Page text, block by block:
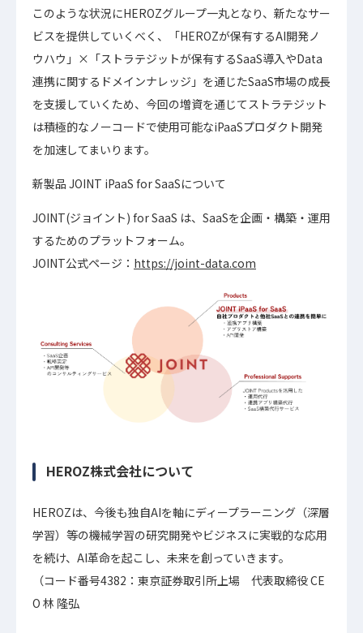
このような状況にHEROZグループ一丸となり、新たなサー
ビスを提供していくべく、「HEROZが保有するAI開発ノ
ウハウ」×「ストラテジットが保有するSaaS導入やData
連携に関するドメインナレッジ」を通じたSaaS市場の成長
を支援していくため、今回の増資を通じてストラテジット
は積極的なノーコードで使用可能なiPaaSプロダクト開発
を加速してまいります。
新製品 JOINT iPaaS for SaaSについて
JOINT(ジョイント) for SaaS は、SaaSを企画・構築・運用
するためのプラットフォーム。
JOINT公式ページ： https://joint-data.com
HEROZ株式会社について
HEROZは、今後も独自AIを軸にディープラーニング（深層
学習）等の機械学習の研究開発やビジネスに実戦的な応用
を続け、AI革命を起こし、未来を創っていきます。
（コード番号4382：東京証券取引所上場 代表取締役 CE
O 林 隆弘